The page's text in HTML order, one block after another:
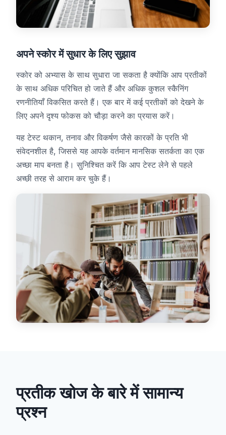
अपने स्कोर में सुधार के लिए सुझाव
स्कोर को अभ्यास के साथ सुधारा जा सकता है क्योंकि आप प्रतीकों
के साथ अधिक परिचित हो जाते हैं और अधिक कुशल स्कैनिंग
रणनीतियाँ विकसित करते हैं। एक बार में कई प्रतीकों को देखने के
लिए अपने दृश्य फोकस को चौड़ा करने का प्रयास करें।
यह टेस्ट थकान, तनाव और विकर्षण जैसे कारकों के प्रति भी
संवेदनशील है, जिससे यह आपके वर्तमान मानसिक सतर्कता का एक
अच्छा माप बनता है। सुनिश्चित करें कि आप टेस्ट लेने से पहले
अच्छी तरह से आराम कर चुके हैं।
प्रतीक खोज के बारे में सामान्य
प्रश्न